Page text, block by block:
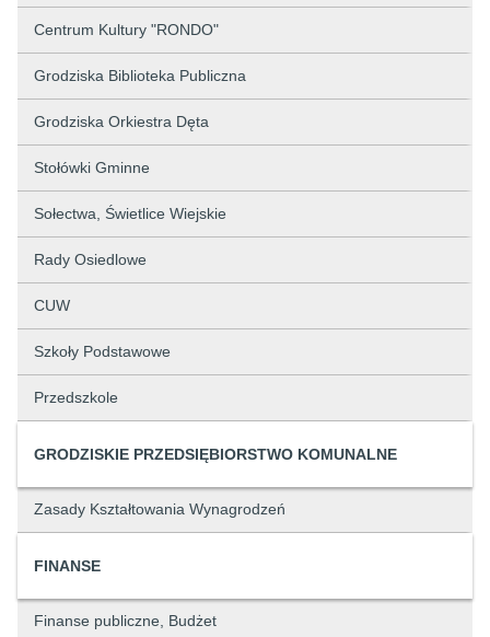
Centrum Kultury "RONDO"
Grodziska Biblioteka Publiczna
Grodziska Orkiestra Dęta
Stołówki Gminne
Sołectwa, Świetlice Wiejskie
Rady Osiedlowe
CUW
Szkoły Podstawowe
Przedszkole
GRODZISKIE PRZEDSIĘBIORSTWO KOMUNALNE
Zasady Kształtowania Wynagrodzeń
FINANSE
Finanse publiczne, Budżet